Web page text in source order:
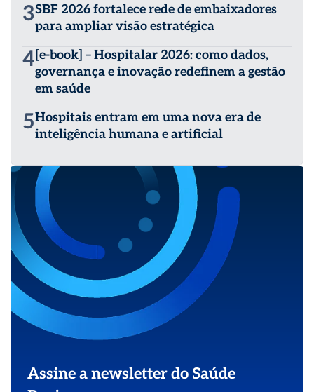
3SBF 2026 fortalece rede de embaixadores
para ampliar visão estratégica
4[e-book] – Hospitalar 2026: como dados,
governança e inovação redefinem a gestão
em saúde
5Hospitais entram em uma nova era de
inteligência humana e artificial
Assine a newsletter do Saúde